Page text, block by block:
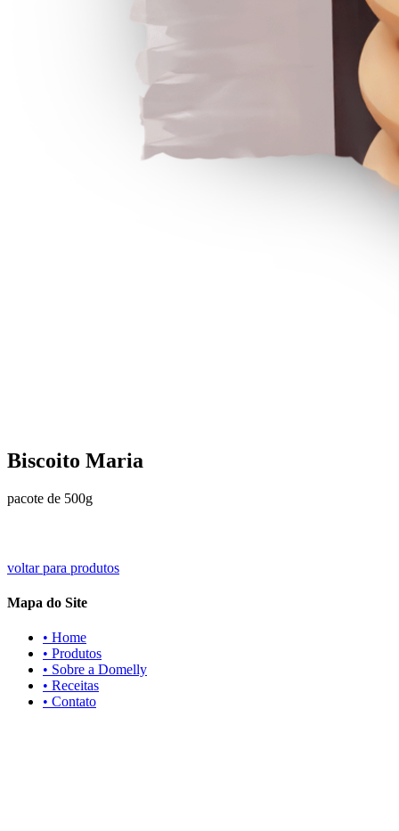
Biscoito Maria
pacote de 500g
voltar para produtos
Mapa do Site
• Home
• Produtos
• Sobre a Domelly
• Receitas
• Contato